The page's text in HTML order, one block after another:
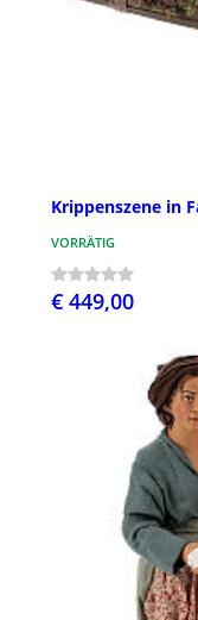
Krippenszene in
VORRÄTIG
€ 449,00